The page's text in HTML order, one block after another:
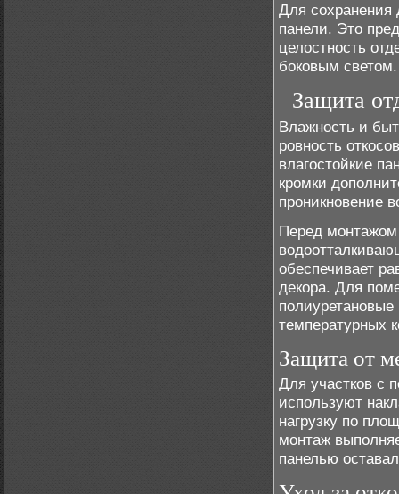
Для сохранения
панели. Это
целостность
боковым светом.
Защита
Влажность и
ровность
влагостойкие
кромки
проникновение
Перед монтажом
обеспечивает
декора. Для
полиуретановые
температурных
Защита от
Для участков с
используют
нагрузку по
монтаж
панелью